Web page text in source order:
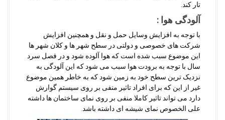
تار کند.
آلودگی هوا :
با توجه به افزایش وسایل حمل و نقل و همچنین افزایش
شرکت های خصوصی و دولتی در سطح شهر ها و کلان شهر ها
این موضوع سبب شده است که هوا آلوده شود و در فصل سرد
سال با توجه به برودت هوا سبب می شود که این آلودگی به
نزدیک ترین سطح خود به زمین شود که به خاطر همین موضوع
غیر از این که برای افراد تاثیر منفی بر روی سیستم گوارش
دارد می تواند تاثیر کاملا منفی بر روی نمای ساختمان ها داشته
علی الخصوص نمای شیشه ای داشته باشد